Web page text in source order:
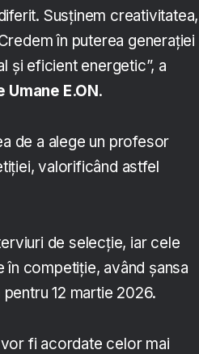
Susținem creativitatea,
în puterea generației
și eficient energetic”, a
E.ON.
de a alege un profesor
valorificând astfel
de selecție, iar cele
competiție, având șansa
12 martie 2026.
fi acordate celor mai